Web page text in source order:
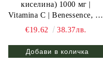
киселина) 1000 мг |
Vitamina C | Benessence, 50
гр прах
€19.62 38.37лв.